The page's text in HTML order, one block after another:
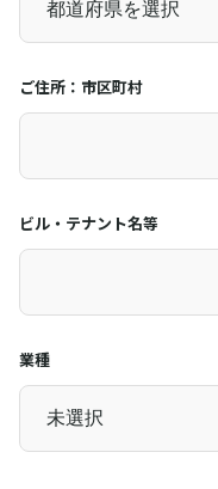
ご住所：市区町村
ビル・テナント名等
業種